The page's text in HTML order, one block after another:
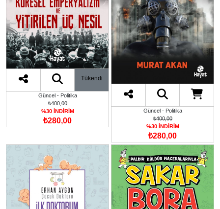
Tükendi
Güncel - Politika
₺400,00
%30 İNDİRİM
₺280,00
Güncel - Politika
₺400,00
%30 İNDİRİM
₺280,00